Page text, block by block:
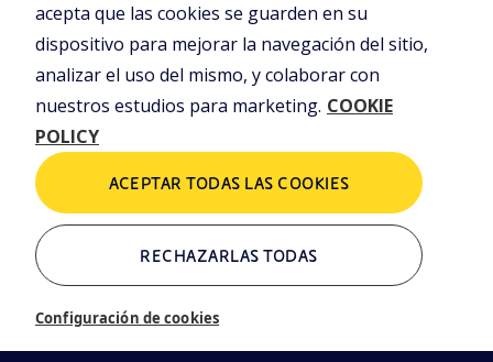
Sucursales
Via Emilia, 1 y Piazza Ezio Vanoni, 1 20097 San Donato Milanese,
Milán, Italia
€ 4.005.358.876,00 completamente desembolsados
Registro Mercantil de Roma
00484960588
Número de identificación fiscal
NIF-IVA 00905811006
La visión de Eni
acepta que las cookies se guarden en su
dispositivo para mejorar la navegación del sitio,
analizar el uso del mismo, y colaborar con
nuestros estudios para marketing. COOKIE
POLICY
Configuración de cookies
RECHAZARLAS TODAS
ACEPTAR TODAS LAS COOKIES